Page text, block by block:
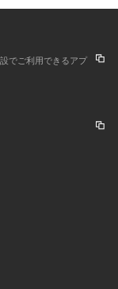
でご利用できるアプ